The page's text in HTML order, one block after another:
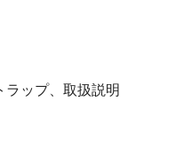
ップ、取扱説明